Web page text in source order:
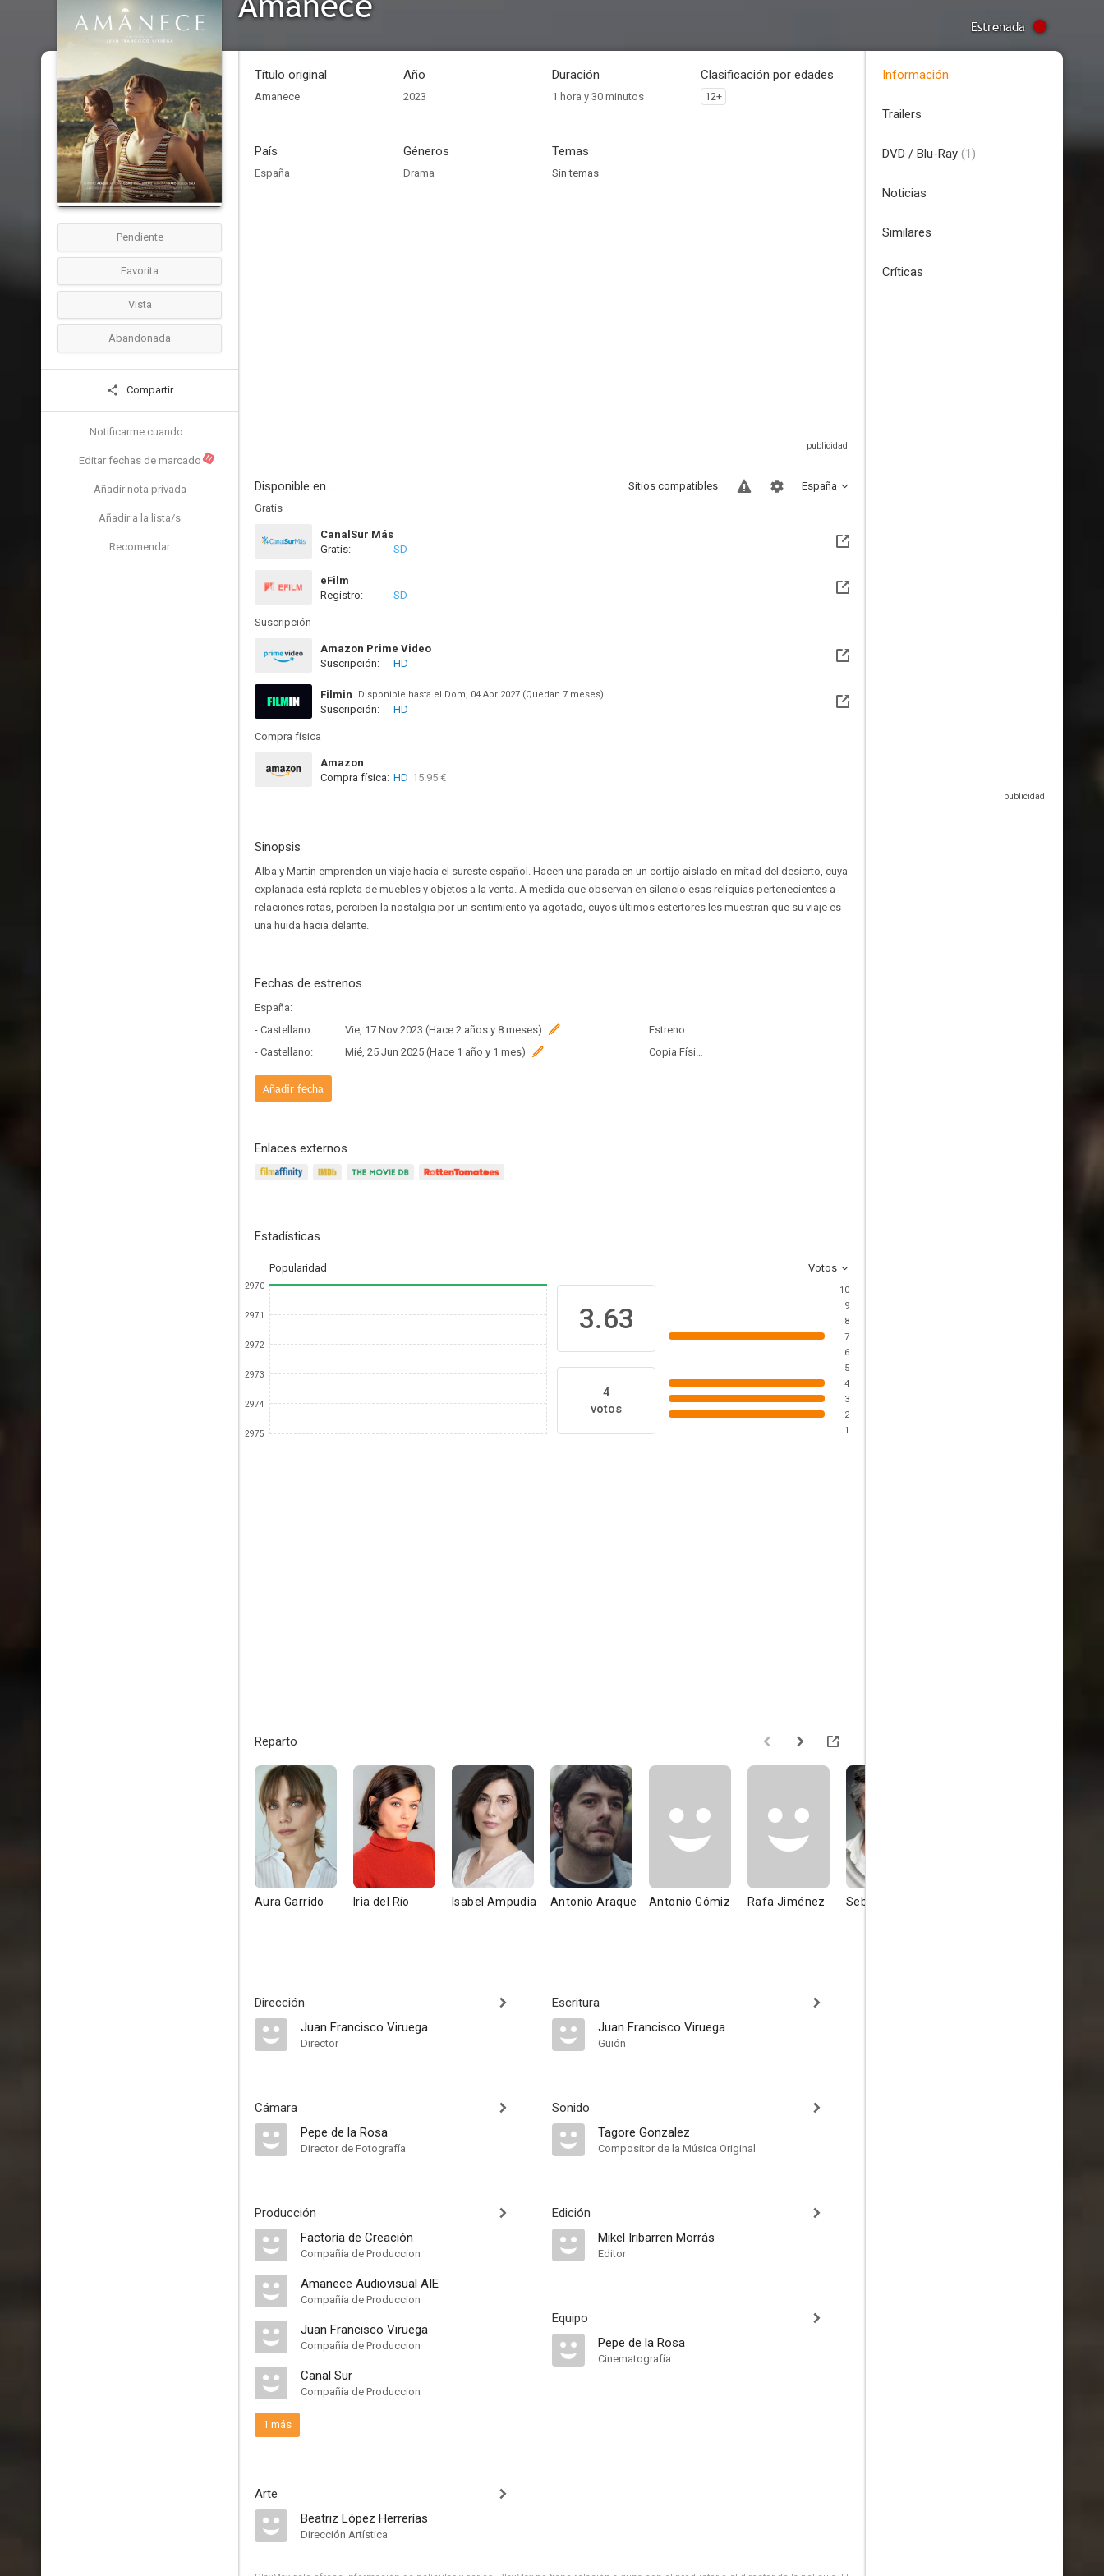
Estrenada
Pendiente
Favorita
Vista
Abandonada
Compartir
Notificarme cuando...
Editar fechas de marcado N
Añadir nota privada
Añadir a la lista/s
Recomendar
Título original
Amanece
Año
2023
Duración
1 hora y 30 minutos
Clasificación por edades
12+
País
España
Géneros
Drama
Temas
Sin temas
Disponible en... España
Sitios compatibles
Gratis
CanalSur Más
Gratis:
SD
eFilm
Registro:
SD
Suscripción
Amazon Prime Video
Suscripción:
HD
Filmin Disponible hasta el Dom, 04 Abr 2027 (Quedan 7 meses)
Suscripción: HD
Compra física
Amazon
Compra física: HD 15.95 €
Sinopsis
Alba y Martín emprenden un viaje hacia el sureste español. Hacen una parada en un cortijo aislado en mitad del desierto, cuya
explanada está repleta de muebles y objetos a la venta. A medida que observan en silencio esas reliquias pertenecientes a
relaciones rotas, perciben la nostalgia por un sentimiento ya agotado, cuyos últimos estertores les muestran que su viaje es
una huida hacia delante.
Fechas de estrenos
España:
- Castellano:
Vie, 17 Nov 2023 (Hace 2 años y 8 meses)
Estreno
- Castellano:
Mié, 25 Jun 2025 (Hace 1 año y 1 mes) Copia Física
Añadir fecha
Enlaces externos
Estadísticas
Popularidad Votos
2970
2971
2972
2973
2974
2975
3.63
4
votos
10
9
8
7
6
5
4
3
2
1
Reparto
Aura Garrido Iria del Río Isabel Ampudia Antonio Araque Antonio Gómiz Rafa Jiménez Sebastián Haro
Dirección
Juan Francisco Viruega
Director
Cámara
Pepe de la Rosa
Director de Fotografía
Producción
Factoría de Creación
Compañía de Produccion
Amanece Audiovisual AIE
Compañía de Produccion
Juan Francisco Viruega
Compañía de Produccion
Canal Sur
Compañía de Produccion
1 más
Arte
Beatriz López Herrerías
Dirección Artística
Escritura
Juan Francisco Viruega
Guión
Sonido
Tagore Gonzalez
Compositor de la Música Original
Edición
Mikel Iribarren Morrás
Editor
Equipo
Pepe de la Rosa
Cinematografía
Información
Trailers
DVD / Blu-Ray (1)
Noticias
Similares
Críticas